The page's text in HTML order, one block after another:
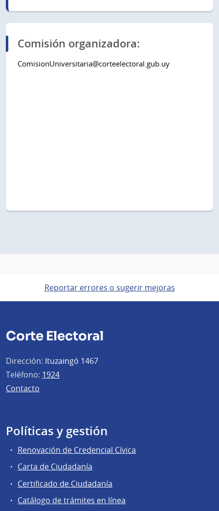
Comisión organizadora:
ComisionUniversitaria@corteelectoral.gub.uy
Reportar errores o sugerir mejoras
Corte Electoral
Dirección: Ituzaingó 1467
Teléfono: 1924
Contacto
Políticas y gestión
Renovación de Credencial Cívica
Carta de Ciudadanía
Certificado de Ciudadanía
Catálogo de trámites en línea